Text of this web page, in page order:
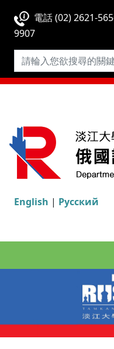
電話 (02) 2621-
9907
English | Русский